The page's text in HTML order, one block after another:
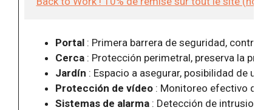
Portal: Primera barrera de seguridad, control
Cerca: Protección perimetral, preserva la
Jardín : Espacio a asegurar, posibilidad de
Protección de vídeo: Monitoreo efectivo de
Sistemas de alarma: Detección de